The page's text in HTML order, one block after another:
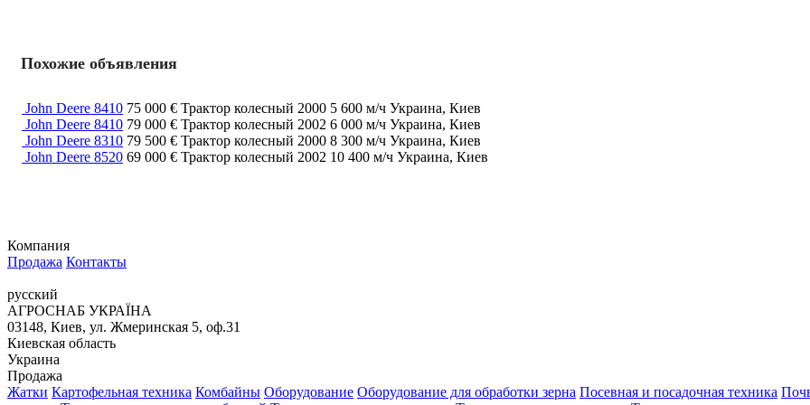
Похожие объявления
John Deere 8410 75 000 € Трактор колесный 2000 5 600 м/ч Украина, Киев
John Deere 8410 79 000 € Трактор колесный 2002 6 000 м/ч Украина, Киев
John Deere 8310 79 500 € Трактор колесный 2000 8 300 м/ч Украина, Киев
John Deere 8520 69 000 € Трактор колесный 2002 10 400 м/ч Украина, Киев
Компания
Продажа Контакты
русский
АГРОСНАБ УКРАЇНА
03148, Киев, ул. Жмеринская 5, оф.31
Киевская область
Украина
Продажа
Жатки Картофельная техника Комбайны Оборудование Оборудование для обработки зерна Посевная и посадочная техника